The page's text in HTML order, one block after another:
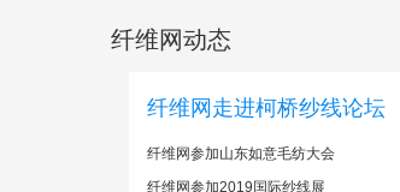
纤维网动态
纤维网走进柯桥纱线论坛
纤维网参加山东如意毛纺大会
纤维网参加2019国际纱线展